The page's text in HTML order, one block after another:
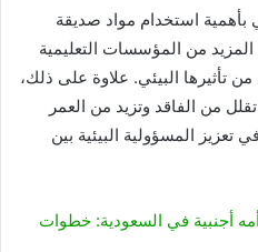
بأهمية استخدام مواد صديقة
المزيد من المؤسسات التعليمية
تأثيرها البيئي. علاوة على ذلك،
من الفاقد وتزيد من العمر
المسؤولية البيئية بين
أجنبية في السعودية: خطوات